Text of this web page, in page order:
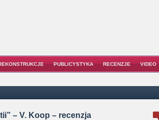
PUBLICYSTYKA RECENZJE VIDEO
– V. Koop – recenzja